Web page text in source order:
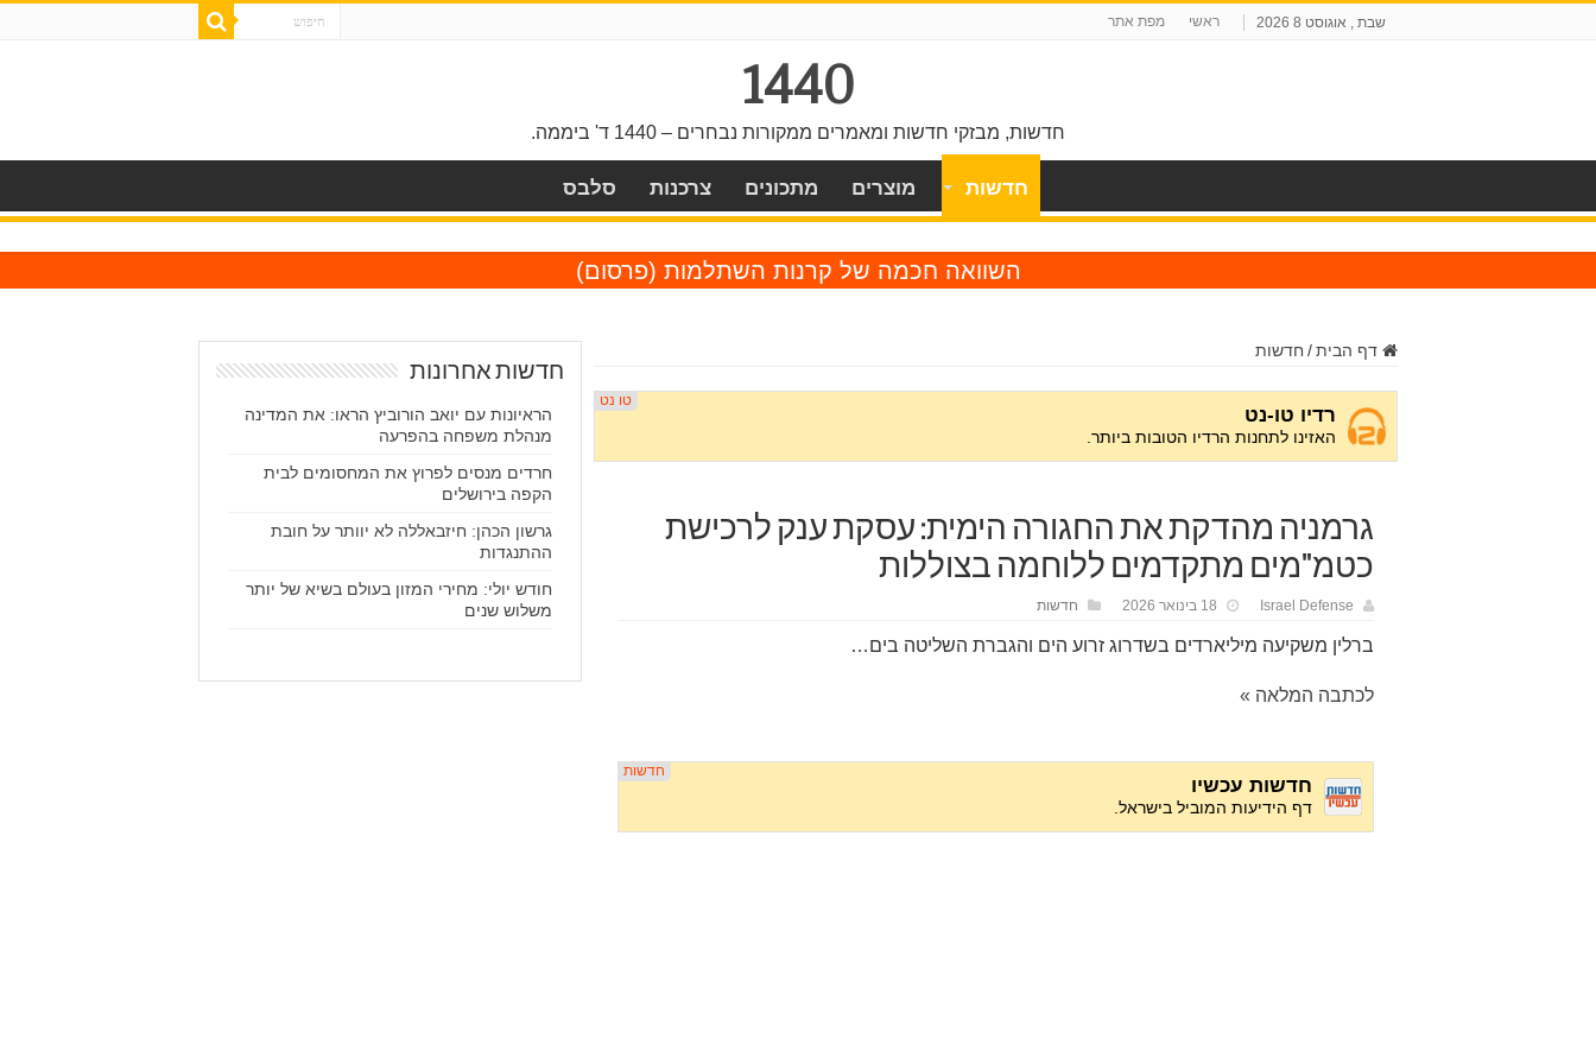
שבת , אוגוסט 8 2026 ראשי מפת אתר
1440
חדשות, מבזקי חדשות ומאמרים ממקורות נבחרים – 1440 ד' ביממה.
חדשות מוצרים מתכונים צרכנות סלבס
השוואה חכמה של קרנות השתלמות (פרסום)
דף הבית/ חדשות
גרמניה מהדקת את החגורה הימית: עסקת ענק לרכישת
כטמ"מים מתקדמים ללוחמה בצוללות
Israel Defense 18 בינואר 2026 חדשות
ברלין משקיעה מיליארדים בשדרוג זרוע הים והגברת השליטה בים…
לכתבה המלאה »
חדשות אחרונות
הראיונות עם יואב הורוביץ הראו: את המדינה
מנהלת משפחה בהפרעה
חרדים מנסים לפרוץ את המחסומים לבית
הקפה בירושלים
גרשון הכהן: חיזבאללה לא יוותר על חובת
ההתנגדות
חודש יולי: מחירי המזון בעולם בשיא של יותר
משלוש שנים